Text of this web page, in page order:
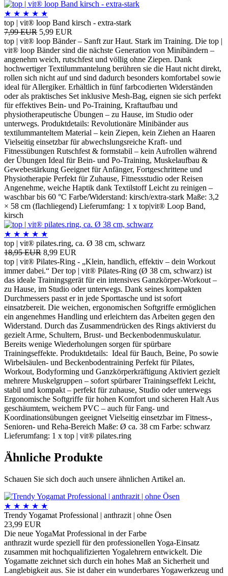
★ ★ ★ ★ ★
top | vit® loop Band kirsch - extra-stark
7,99 EUR 5,99 EUR
top | vit® loop Bänder – Sanft zur Haut. Stark im Training. Die top |
vit® loop Bänder sind die nächste Generation von Minibändern –
angenehm weich, rutschfest und völlig ohne Ziepen. Dank
hochwertiger Textilummantelung berühren sie die Haut nicht direkt,
rollen sich nicht auf und sind dadurch besonders komfortabel sowie
ideal für Allergiker. Erhältlich in fünf farbcodierten Widerständen
oder als praktisches Set inklusive Mesh-Bag, eignen sie sich perfekt
für effektives Bein- und Po-Training, Kraftaufbau und
physiotherapeutische Übungen – zu Hause, im Studio oder
unterwegs. Produktdetails: Revolutionäre Minibänder aus
textilummanteltem Material – kein Ziepen, kein Ziehen an Haaren
Vielseitig einsetzbar für abwechslungsreiche Kraft- und
Fitnessübungen Rutschfest & formstabil – kein Aufrollen während
der Übungen Ideal für Bein- und Po-Training, Muskelaufbau &
Gewebestärkung Geeignet für Anfänger, Fortgeschrittene und
Physiotherapie Perfekt für Zuhause, Fitnessstudio oder Reisen
Angenehme, weiche Haptik dank Textilstoff Leicht zu reinigen –
waschbar bis 60 °C Farbe/Widerstand: kirsch/extra-stark Maße: 3,2
× 58 cm (flachliegend) Lieferumfang: 1 x top|vit® Loop Band,
kirsch
★ ★ ★ ★ ★
top | vit® pilates.ring, ca. Ø 38 cm, schwarz
18,95 EUR 8,99 EUR
top | vit® Pilates-Ring - „Klein, handlich, effektiv – dein Workout
immer dabei.“ Der top | vit® Pilates-Ring (Ø 38 cm, schwarz) ist
das ideale Trainingsgerät für ein intensives Ganzkörper-Workout –
zu Hause, im Studio oder unterwegs. Dank seines kompakten
Durchmessers passt er in jede Sporttasche und ist sofort
einsatzbereit. Die weichen, ergonomischen Softgriffe ermöglichen
ein angenehmes Handling und erleichtern das Arbeiten gegen den
Widerstand. Durch das Zusammendrücken des Rings aktivierst du
gezielt Arme, Schultern, Brust- und Beckenbodenmuskulatur.
Bereits wenige Wiederholungen sorgen für spürbare
Trainingseffekte. Produktdetails: Ideal für Bauch, Beine, Po sowie
Wirbelsäulen- und Beckenbodentraining Perfekt für Pilates,
Workout, Bodyforming und Ganzkörperkräftigung Aktiviert gezielt
mehrere Muskelgruppen – sofort spürbarer Trainingseffekt Leicht,
stabil und kompakt – perfekt für zuhause, Studio oder unterwegs
Ergonomische Softgriffe für hohen Komfort und sicheren Halt Aus
geschäumtem, weichem PVC – auch für Fang- und
Koordinationsübungen geeignet Vielseitig einsetzbar im Fitness-,
Senioren- und Reha-Bereich Maße: Ø ca. 38 cm Farbe: schwarz
Lieferumfang: 1 x top | vit® pilates.ring
Ähnliche Produkte
Schauen Sie sich doch auch unsere ähnlichen Artikel an.
★ ★ ★ ★ ★
Trendy Yogamat Professional | anthrazit | ohne Ösen
23,99 EUR
Die neue YogaMat Professional in der Farbe
anthrazit wurde speziell für den professionellen Yoga-Einsatz
zusammen mit hochqualifizierten Yogalehrern entwickelt. Die
Yogamatte zeichnet sich durch ein hohes Maß an Sicherheit und
Langlebigkeit aus. Sie ist daher ein wunderbares Yogawerkzeug und